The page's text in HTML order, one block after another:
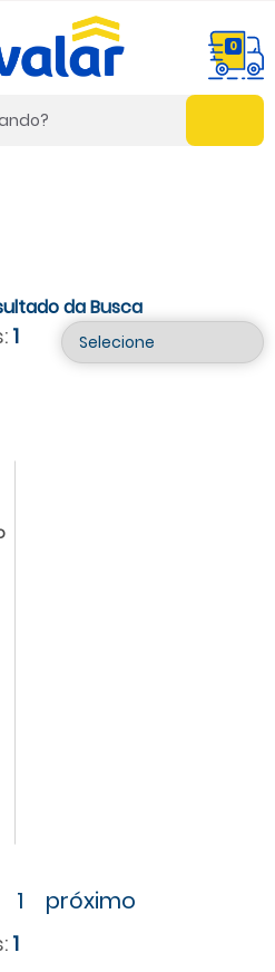
0
da Busca
1
1 próximo
1